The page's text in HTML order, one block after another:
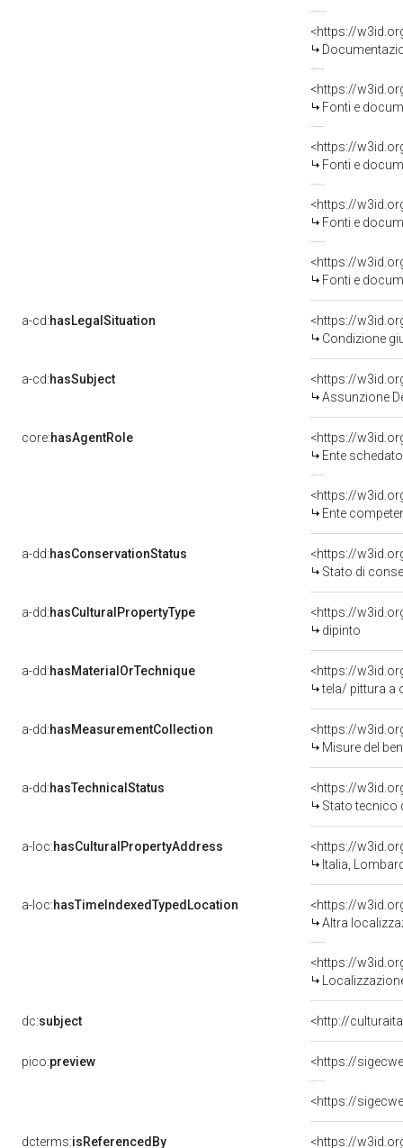
<https://
Fonti e
<https://
Fonti e
<https://
Fonti e
<https://
Fonti e
a-cd:hasLegalSituation
Condizione
a-cd:hasSubject
<https://
Assunzione
core:hasAgentRole
<https://
Ente schedatore del bene
<https://
Ente competente
a-dd:hasConservationStatus
<https://
Stato di
a-dd:hasCulturalPropertyType
<https://
dipinto
a-dd:hasMaterialOrTechnique
<https://
tela/ pittura a
a-dd:hasMeasurementCollection
<https://
Misure del
a-dd:hasTechnicalStatus
<https://
Stato tecnico
a-loc:hasCulturalPropertyAddress
<https://
Italia,
a-loc:hasTimeIndexedTypedLocation
<https://
Altra
<https://
dc:subject <http://
pico:preview <https://
<https://
dcterms:isReferencedBy <https://